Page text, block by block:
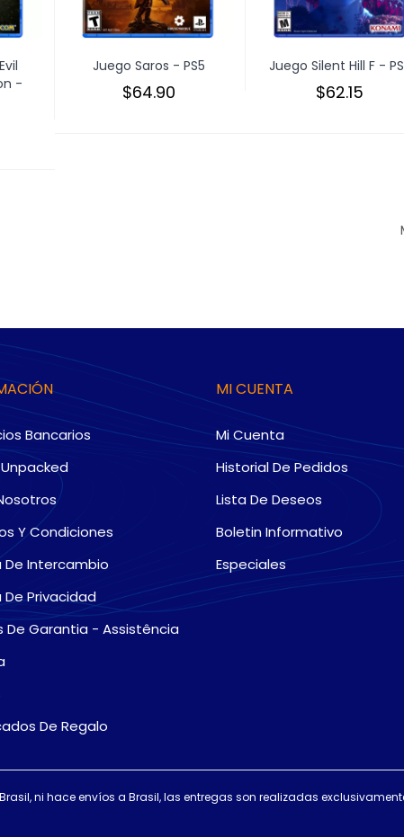
-
Juego Saros - PS5
$64.90
Juego Silent Hill F -
$62.15
Bancarios
Y Condiciones
De Intercambio
Privacidad
De Garantia - Assistência
De Regalo
MI CUENTA
Mi Cuenta
Historial De Pedidos
Lista De Deseos
Boletin Informativo
Especiales
ni hace envíos a Brasil, las entregas son realizadas